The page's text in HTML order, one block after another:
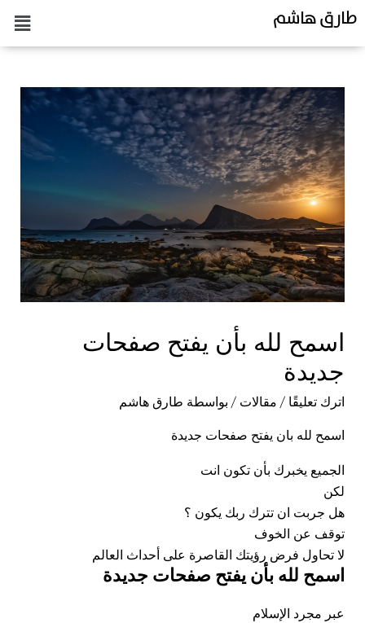
طارق هاشم
اسمح لله بأن يفتح صفحات
جديدة
اترك تعليقًا / مقالات / بواسطة طارق هاشم
اسمح لله بان يفتح صفحات جديدة
الجميع يخبرك بأن تكون انت
لكن
هل جربت ان تترك ربك يكون ؟
توقف عن الخوف
لا تحاول فرض رؤيتك القاصرة على أحداث العالم
اسمح لله بأن يفتح صفحات جديدة
عبر مجرد الإسلام